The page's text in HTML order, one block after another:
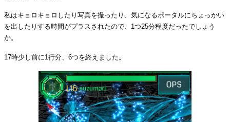
私はキョロキョロしたり写真を撮ったり、気になるポータルにちょっかい
を出したりする時間がプラスされたので、1つ25分程度だったでしょう
か。
17時少し前に1行分、6つを終えました。